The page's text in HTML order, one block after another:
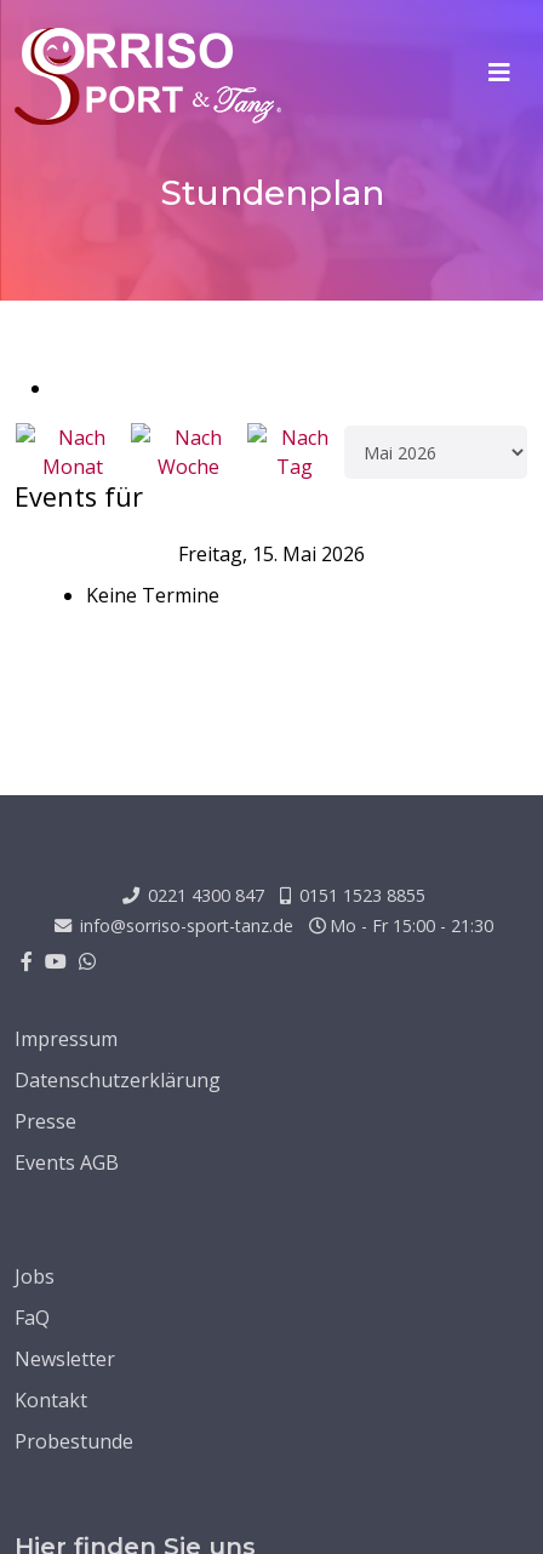
Stundenplan
Events für
Freitag, 15. Mai 2026
Keine Termine
0221 4300 847
0151 1523 8855
info@sorriso-sport-tanz.de
Mo - Fr 15:00 - 21:30
Impressum
Datenschutzerklärung
Presse
Events AGB
Jobs
FaQ
Newsletter
Kontakt
Probestunde
Hier finden Sie uns